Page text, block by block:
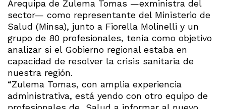
Arequipa de Zulema Tomas —exministra del
sector— como representante del Ministerio de
Salud (Minsa), junto a Fiorella Molinelli y un
grupo de 80 profesionales, tenía como objetivo
analizar si el Gobierno regional estaba en
capacidad de resolver la crisis sanitaria de
nuestra región.
“Zulema Tomas, con amplia experiencia
administrativa, está yendo con otro equipo de